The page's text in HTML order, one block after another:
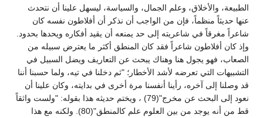
الطبيعة، والأخلاق، وعلم الجمال، والسياسة، ليسهل علينا أن نتحدث
عنها حديثاً منظماً، فإن من الواجب أن نذكر أن أفلاطون نفسه كان
شاعراً مغرقاً في شاعريته إلى حد يمنعه أن يقيد أفكاره ويحدها بحدود.
وإذ كان أفلاطون شاعراً فقد كان المنطق أكثر ما يعترض سبيله من
الصعاب، فهو يجول هنا وهناك يبحث عن التعاريف ويضل السبيل في
التشبيهات التي تعرضه لأشد الأخطار؛ "ثم دخلنا في تيه، ولما حسبنا أننا
قد وصلنا إلى آخره، رأينا أنفسنا مرة أخرى في بدايته، وكان علينا أن
نعود إلى البحث عن مخرج"(79) ، ويختم حديثه هذا بقوله: "ولست واثقاً
قط من أنه يوجد من بين العلوم علم كالمنطق"(80). ولكنه مع هذا